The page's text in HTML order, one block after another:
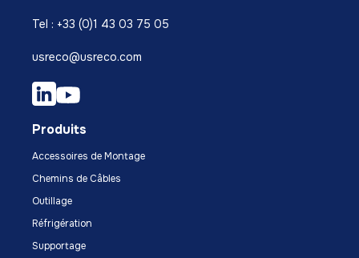
Tel : +33 (0)1 43 03 75 05
usreco@usreco.com
Produits
Accessoires de Montage
Chemins de Câbles
Outillage
Réfrigération
Supportage